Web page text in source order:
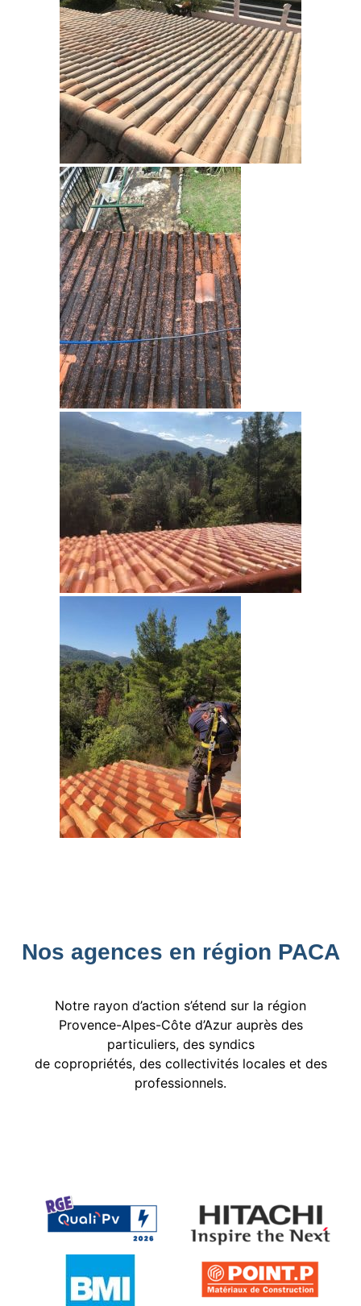
Nos agences en région PACA
Notre rayon d’action s’étend sur la région
Provence-Alpes-Côte d’Azur auprès des
particuliers, des syndics
de copropriétés, des collectivités locales et des
professionnels.